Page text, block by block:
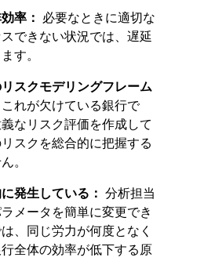
率：
必要なときに適切な
できない状況では、遅延
す。
スクモデリングフレーム
これが欠けている銀行で
なリスク評価を作成して
スクを総合的に把握する
。
発生している： 分析担当
メータを簡単に変更でき
、同じ労力が何度となく
全体の効率が低下する原